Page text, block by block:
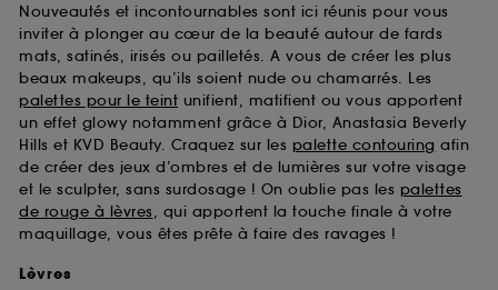
Nouveautés et incontournables sont ici réunis pour vous
inviter à plonger au cœur de la beauté autour de fards
mats, satinés, irisés ou pailletés. A vous de créer les plus
beaux makeups, qu’ils soient nude ou chamarrés. Les
palettes pour le teint unifient, matifient ou vous apportent
un effet glowy notamment grâce à Dior, Anastasia Beverly
Hills et KVD Beauty. Craquez sur les palette contouring afin
de créer des jeux d’ombres et de lumières sur votre visage
et le sculpter, sans surdosage ! On oublie pas les palettes
de rouge à lèvres, qui apportent la touche finale à votre
maquillage, vous êtes prête à faire des ravages !
Lèvres